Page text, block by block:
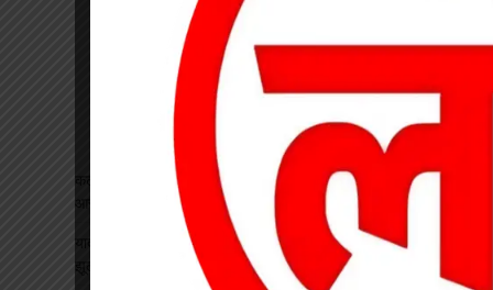
कटघोरा थाना के आरक्षक प्रदीप राठौर एवं रामधन पटेल रिश्वतखोरी के
यादव समाज महिला संगठन ने जिला अध्यक्ष का किया भव्य स्वागत, सावन
झूला उत्सव का दिया आमंत्रण